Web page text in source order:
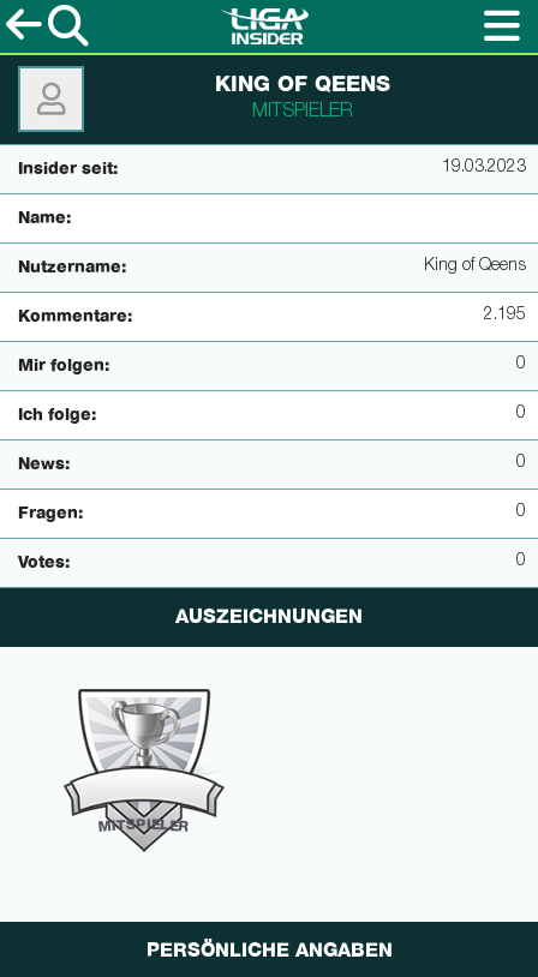
KING OF QEENS
MITSPIELER
Insider seit: 19.03.2023
Name:
Nutzername: King of Qeens
Kommentare: 2.195
Mir folgen: 0
Ich folge: 0
News: 0
Fragen: 0
Votes: 0
AUSZEICHNUNGEN
MITSPIELER
PERSÖNLICHE ANGABEN